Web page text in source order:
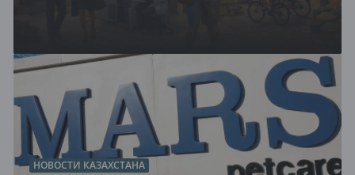
НОВОСТИ КАЗАХСТАНА